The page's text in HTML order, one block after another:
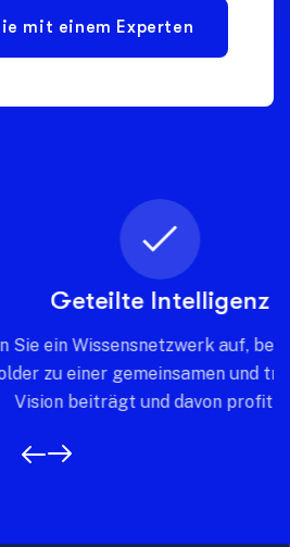
mit einem Experten
Intelligenz
auf, bei dem jeder
und transparenten
und davon profitiert.